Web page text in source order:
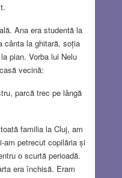
Ana era studentă la
cânta la ghitară, soția
pian. Vorba lui Nelu
vecină:
parcă trec pe lângă
familia la Cluj, am
am petrecut copilăria și
o scurtă perioadă.
era închisă. Eram